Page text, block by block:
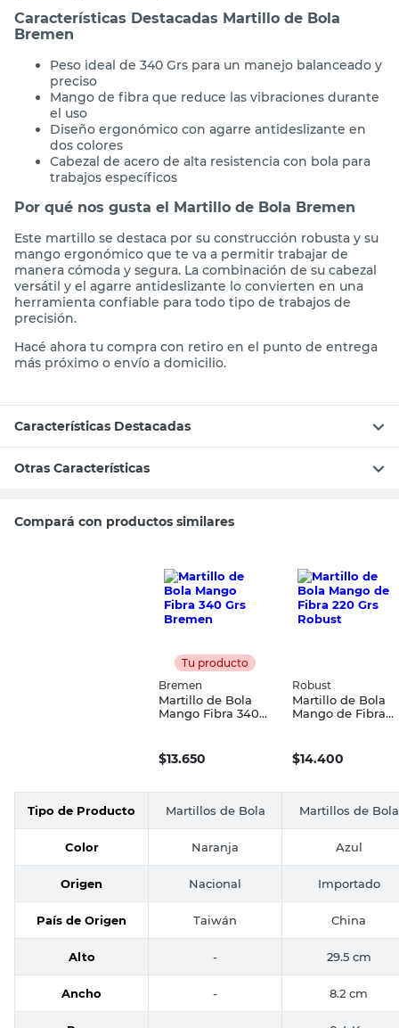
Características Destacadas Martillo de Bola
Bremen
Peso ideal de 340 Grs para un manejo balanceado y
preciso
Mango de fibra que reduce las vibraciones durante
el uso
Diseño ergonómico con agarre antideslizante en
dos colores
Cabezal de acero de alta resistencia con bola para
trabajos específicos
Por qué nos gusta el Martillo de Bola Bremen
Este martillo se destaca por su construcción robusta y su
mango ergonómico que te va a permitir trabajar de
manera cómoda y segura. La combinación de su cabezal
versátil y el agarre antideslizante lo convierten en una
herramienta confiable para todo tipo de trabajos de
precisión.
Hacé ahora tu compra con retiro en el punto de entrega
más próximo o envío a domicilio.
Características Destacadas
Otras Características
Compará con productos similares
Tu producto
Bremen
Martillo de Bola
Mango Fibra 340
$13.650
Robust
Martillo de Bola
Mango de Fibra
$14.400
Tipo de Producto Martillos de Bola Martillos de Bola
Color Naranja Azul
Origen Nacional Importado
País de Origen Taiwán China
Alto - 29.5 cm
Ancho - 8.2 cm